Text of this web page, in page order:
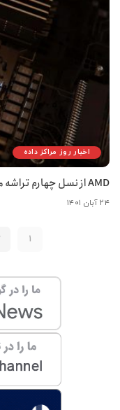
اخبار روز مراکز داده
AMD از نسل چهارم تراشه مرکز داده خود Epyc Genoa رونمایی کرد
۲۴ آبان ۱۴۰۱
1